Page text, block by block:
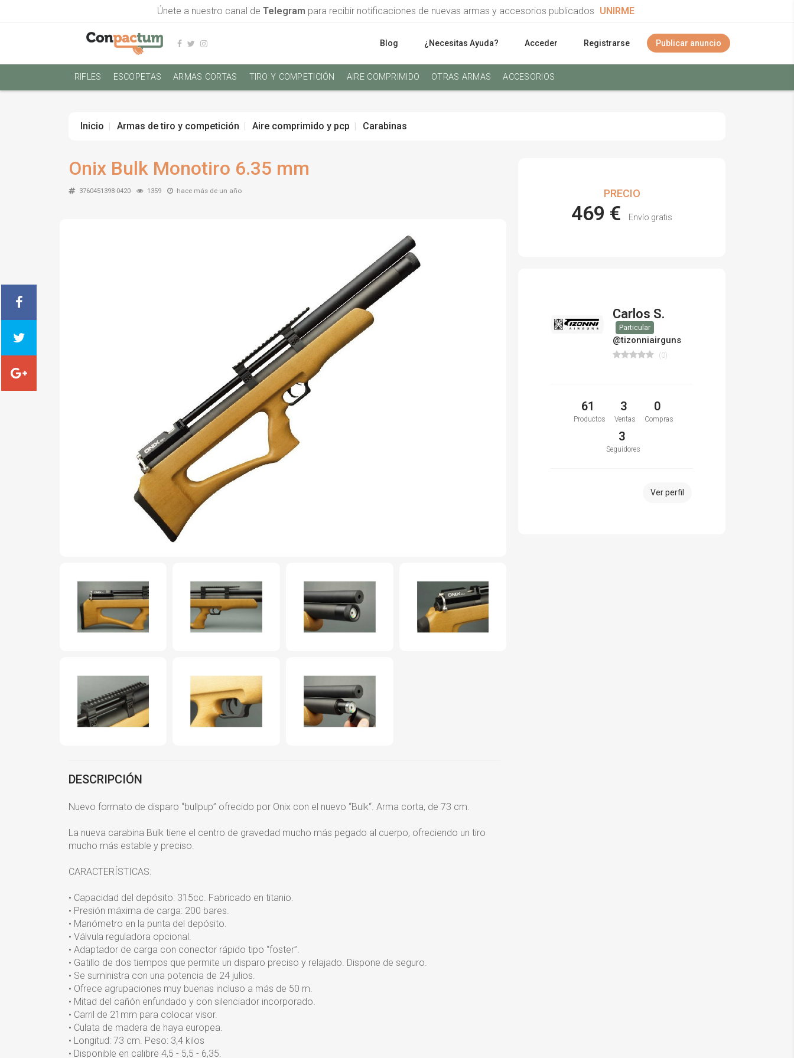
Únete a nuestro canal de Telegram para recibir notificaciones de nuevas armas y accesorios publicados UNIRME
Blog ¿Necesitas Ayuda? Acceder Registrarse Publicar anuncio
RIFLES ESCOPETAS ARMAS CORTAS TIRO Y COMPETICIÓN AIRE COMPRIMIDO OTRAS ARMAS ACCESORIOS
Inicio Armas de tiro y competición Aire comprimido y pcp Carabinas
Onix Bulk Monotiro 6.35 mm
3760451398-0420 1359 hace más de un año
DESCRIPCIÓN
Nuevo formato de disparo “bullpup” ofrecido por Onix con el nuevo “Bulk“. Arma corta, de 73 cm.
La nueva carabina Bulk tiene el centro de gravedad mucho más pegado al cuerpo, ofreciendo un tiro
mucho más estable y preciso.
CARACTERÍSTICAS:
• Capacidad del depósito: 315cc. Fabricado en titanio.
• Presión máxima de carga: 200 bares.
• Manómetro en la punta del depósito.
• Válvula reguladora opcional.
• Adaptador de carga con conector rápido tipo “foster”.
• Gatillo de dos tiempos que permite un disparo preciso y relajado. Dispone de seguro.
• Se suministra con una potencia de 24 julios.
• Ofrece agrupaciones muy buenas incluso a más de 50 m.
• Mitad del cañón enfundado y con silenciador incorporado.
• Carril de 21mm para colocar visor.
• Culata de madera de haya europea.
• Longitud: 73 cm. Peso: 3,4 kilos
• Disponible en calibre 4,5 - 5,5 - 6,35.
PRECIO
469 € Envío gratis
Carlos S.
Particular
@tizonniairguns
(0)
61
Productos
3
Ventas
0
Compras
3
Seguidores
Ver perfil